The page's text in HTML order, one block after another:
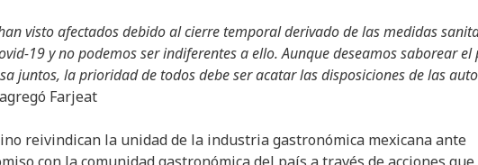
visto afectados debido al cierre temporal derivado de las medidas
19 y no podemos ser indiferentes a ello. Aunque deseamos saborear el
juntos, la prioridad de todos debe ser acatar las disposiciones de las
agregó Farjeat
reivindican la unidad de la industria gastronómica mexicana ante